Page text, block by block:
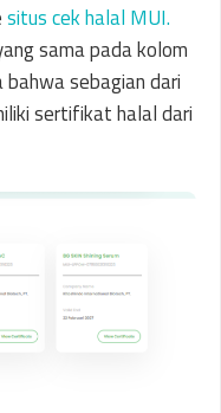
situs cek halal MUI.
sama pada kolom
sebagian dari
sertifikat halal dari